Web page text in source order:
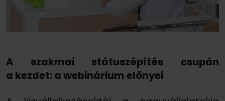
A szakmai státuszépítés csupán
a kezdet: a webinárium előnyei